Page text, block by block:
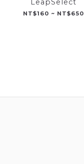
LeapSelect
NT$160 ~ NT$650